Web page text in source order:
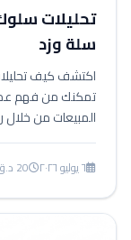
تحليلات
سلة وزد
اكتشف كيف
تمكنك من فهم
المبيعات من خلال
٦ يوليو ٢٠٢٦ 20 د.ق